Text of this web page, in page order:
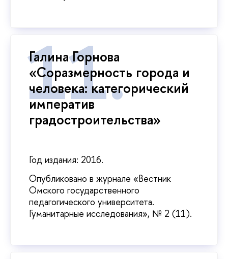
Галина Горнова
«Соразмерность города и
человека: категорический
императив
градостроительства»
Год издания: 2016.
Опубликовано в журнале «Вестник
Омского государственного
педагогического университета.
Гуманитарные исследования», № 2 (11).